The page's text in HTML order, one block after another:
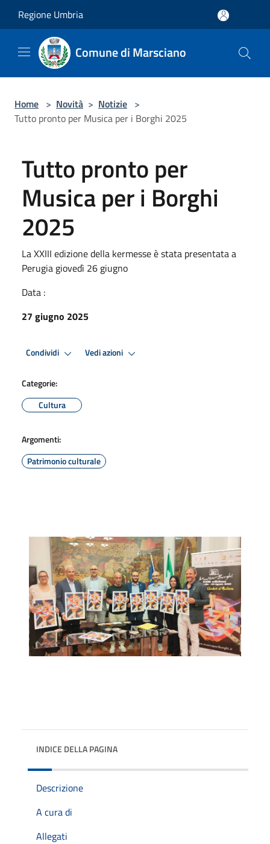
Regione Umbria
Comune di Marsciano
Home > Novità > Notizie >
Tutto pronto per Musica per i Borghi 2025
Tutto pronto per
Musica per i Borghi
2025
La XXIII edizione della kermesse è stata presentata a
Perugia giovedì 26 giugno
Data :
27 giugno 2025
Condividi Vedi azioni
Categorie:
Cultura
Argomenti:
Patrimonio culturale
INDICE DELLA PAGINA
Descrizione
A cura di
Allegati